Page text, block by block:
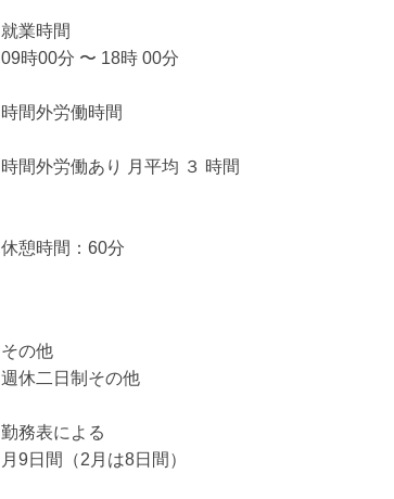
就業時間
09時00分 〜 18時 00分
時間外労働時間
時間外労働あり 月平均 ３ 時間
休憩時間：60分
その他
週休二日制その他
勤務表による
月9日間（2月は8日間）